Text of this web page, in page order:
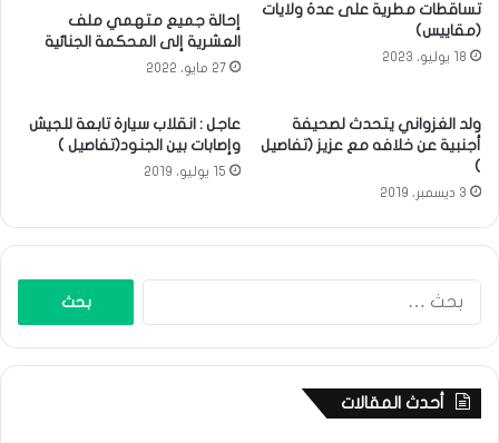
تساقطات مطرية على عدة ولايات
(مقاييس)
18 يوليو، 2023
إحالة جميع متهمي ملف
العشرية إلى المحكمة الجنائية
27 مايو، 2022
ولد الغزواني يتحدث لصحيفة
أجنبية عن خلافه مع عزيز (تفاصيل
)
3 ديسمبر، 2019
عاجل : انقلاب سيارة تابعة للجيش
وإصابات بين الجنود(تفاصيل )
15 يوليو، 2019
أحدث المقالات